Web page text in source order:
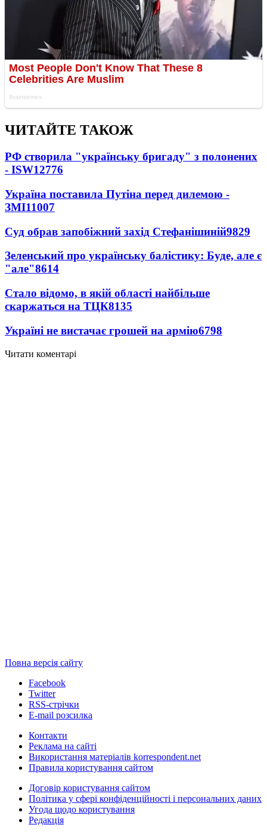
ЧИТАЙТЕ ТАКОЖ
РФ створила "українську бригаду" з полонених
- ISW12776
Україна поставила Путіна перед дилемою -
ЗМІ11007
Суд обрав запобіжний захід Стефанішиній9829
Зеленський про українську балістику: Буде, але є
"але"8614
Стало відомо, в якій області найбільше
скаржаться на ТЦК8135
Україні не вистачає грошей на армію6798
Читати коментарі
Повна версія сайту
Facebook
Twitter
RSS-стрічки
E-mail розсилка
Контакти
Реклама на сайті
Використання матеріалів korrespondent.net
Правила користування сайтом
Договір користування сайтом
Політика у сфері конфіденційності і персональних даних
Угода щодо користування
Редакція